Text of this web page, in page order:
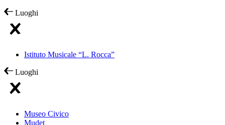
Luoghi
Istituto Musicale “L. Rocca”
Luoghi
Museo Civico
Mudet